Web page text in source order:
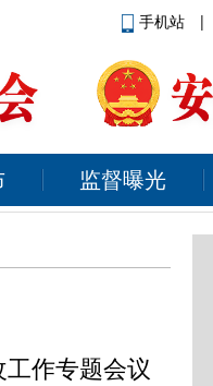
手机站 |
监督曝光
作专题会议